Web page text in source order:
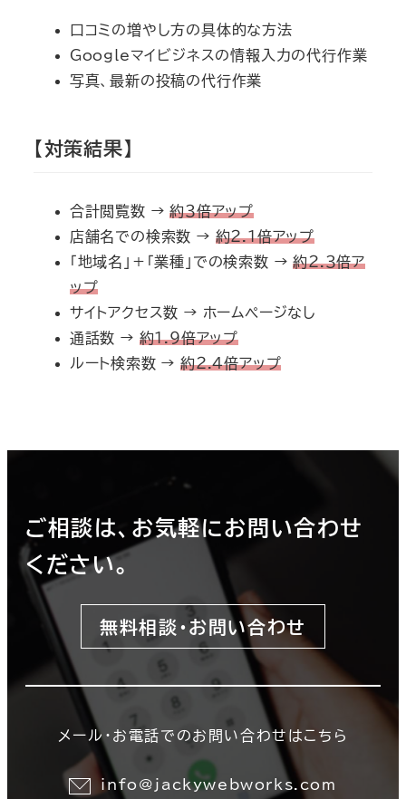
口コミの増やし方の具体的な方法
Googleマイビジネスの情報入力の代行作業
写真、最新の投稿の代行作業
【対策結果】
合計閲覧数 →約３倍アップ
店舗名での検索数 → 約２.１倍アップ
「地域名」＋「業種」での検索数 →約２.３倍ア
ップ
サイトアクセス数 → ホームページなし
通話数 → 約１.９倍アップ
ルート検索数 → 約２.４倍アップ
ご相談は、お気軽にお問い合わせ
ください。
無料相談・お問い合わせ
メール・お電話でのお問い合わせはこちら
info@jackywebworks.com